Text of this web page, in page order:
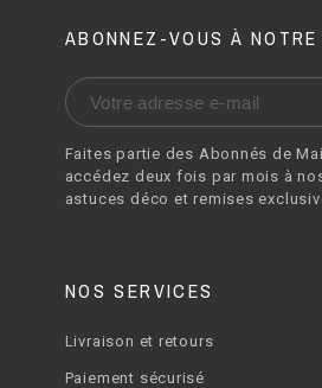
ABONNEZ-VOUS À
Faites partie des Abonnés de
accédez deux fois par mois à
astuces déco et remises
NOS SERVICES
Livraison et retours
Paiement sécurisé